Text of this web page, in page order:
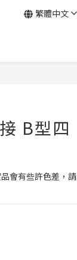
繁體中文
B型四
會有些許色差，請